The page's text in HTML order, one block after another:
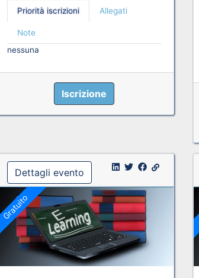
Priorità iscrizioni Allegati
Note
nessuna
Iscrizione
Dettagli evento
Gratuito